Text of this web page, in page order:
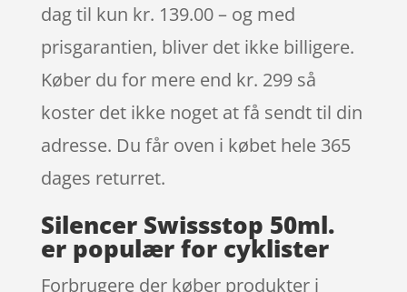
dag til kun kr. 139.00 – og med
prisgarantien, bliver det ikke billigere.
Køber du for mere end kr. 299 så
koster det ikke noget at få sendt til din
adresse. Du får oven i købet hele 365
dages returret.
Silencer Swissstop 50ml.
er populær for cyklister
Forbrugere der køber produkter i